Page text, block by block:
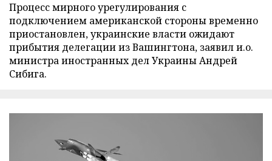
Процесс мирного урегулирования с
подключением американской стороны временно
приостановлен, украинские власти ожидают
прибытия делегации из Вашингтона, заявил и.о.
министра иностранных дел Украины Андрей
Сибига.